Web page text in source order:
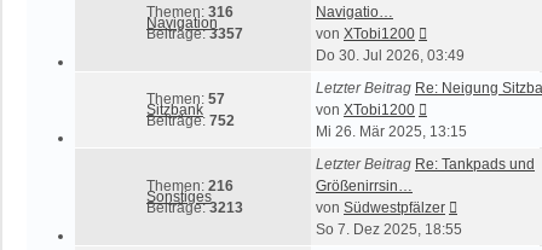
Navigation
Themen: 316
Beiträge:3357
Navigatio…
von XTobi1200
Beitrag
Do 30. Jul 2026, 03:49
Sitzbank
Themen: 57
Beiträge: 752
Letzter Beitrag Re: Neigung
von XTobi1200
Beitrag
Mi 26. Mär 2025, 13:15
Sonstiges
Themen: 216
Beiträge:3213
Letzter Beitrag Re: Tankpads und
Größenirrsin…
von Südwestpfälzer
Beitrag
So 7. Dez 2025, 18:55